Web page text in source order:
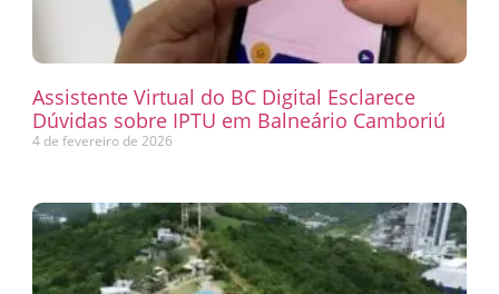
Assistente Virtual do BC Digital Esclarece
Dúvidas sobre IPTU em Balneário Camboriú
4 de fevereiro de 2026